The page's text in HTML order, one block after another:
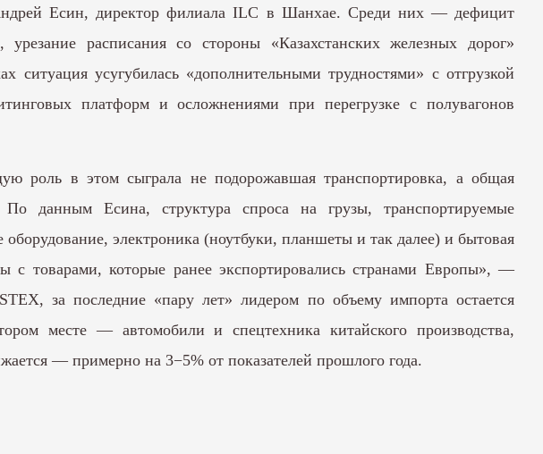
Андрей Есин, директор филиала ILC в Шанхае. Среди них — дефицит
расписания со стороны «Казахстанских железных дорог»
ситуация усугубилась «дополнительными трудностями» с отгрузкой
платформ и осложнениями при перегрузке с полувагонов
роль в этом сыграла не подорожавшая транспортировка, а общая
данным Есина, структура спроса на грузы, транспортируемые
электроника (ноутбуки, планшеты и так далее) и бытовая
с товарами, которые ранее экспортировались странами Европы», —
за последние «пару лет» лидером по объему импорта остается
месте — автомобили и спецтехника китайского производства,
— примерно на 3−5% от показателей прошлого года.